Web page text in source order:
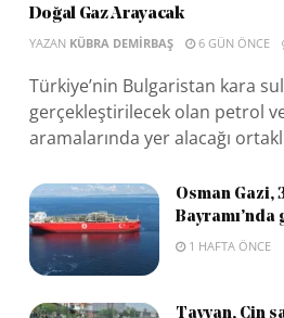
Doğal Gaz Arayacak
YAZAN KÜBRA DEMIRBAŞ 6 GÜN ÖNCE
Türkiye’nin Bulgaristan kara
gerçekleştirilecek olan petrol
aramalarında yer alacağı
Osman Gazi,
Bayramı’nda
1 HAFTA ÖNCE
Tayvan, Çin